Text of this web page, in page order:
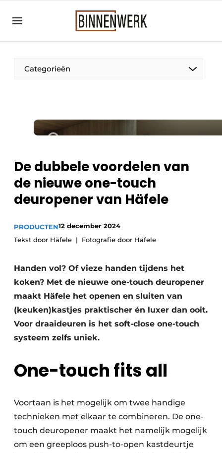
Aanmelden
Bedrijven
Binnenwerk | Hét magazine voor de
Direct contact
Meest gelezen
Nieuwsbrief
Privacy / Cookie statement
Vacature aanmelden
Vacatures
Categorieën
De dubbele voordelen van
de nieuwe one-touch
deuropener van Häfele
PRODUCTEN12 december 2024
Tekst door Häfele
Fotografie door Häfele
Handen vol? Of vieze handen tijdens het
koken? Met de nieuwe one-touch deuropener
maakt Häfele het openen en sluiten van
(keuken)kastjes praktischer én luxer dan ooit.
Voor draaideuren is het soft-close one-touch
systeem zelfs uniek.
One-touch fits all
Voortaan is het mogelijk om twee handige
technieken met elkaar te combineren. De one-
touch deuropener maakt het namelijk mogelijk
om een greeploos push-to-open kastdeurtje